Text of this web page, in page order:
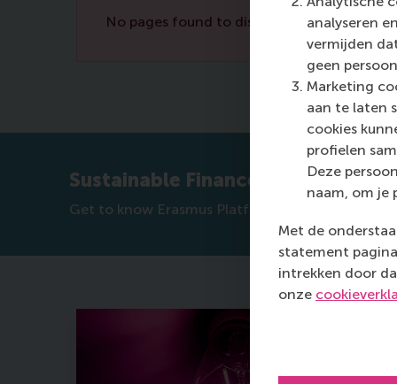
analyseren
vermijden
geen
Marketing
aan te laten
cookies
profielen
Deze
naam, om je
Met de
statement
intrekken door
onze
No pages found to display.
Sustainable Finance
Get to know Erasmus Platform for Sustainable